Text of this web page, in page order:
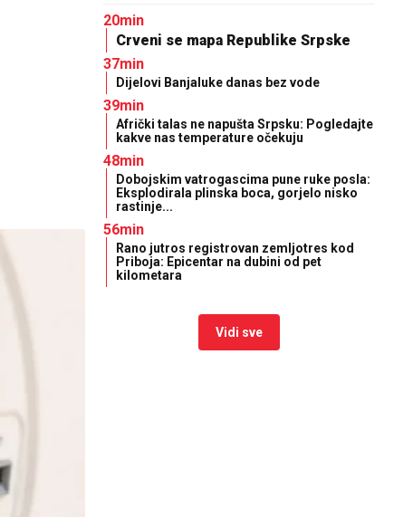
20min
Crveni se mapa Republike Srpske
37min
Dijelovi Banjaluke danas bez vode
39min
Afrički talas ne napušta Srpsku: Pogledajte
kakve nas temperature očekuju
48min
Dobojskim vatrogascima pune ruke posla:
Eksplodirala plinska boca, gorjelo nisko
rastinje...
56min
Rano jutros registrovan zemljotres kod
Priboja: Epicentar na dubini od pet
kilometara
Vidi sve